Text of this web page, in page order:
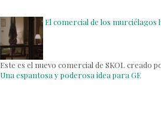
El comercial de los murciélagos
Este es el nuevo comercial de SKOL creado
Una espantosa y poderosa idea para GE